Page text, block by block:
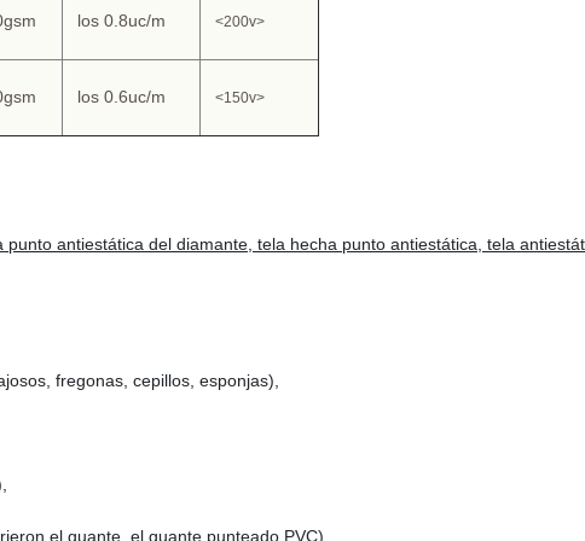
los 0.8uc/m <200v>
los 0.6uc/m <150v>
antiestática del diamante, tela hecha punto antiestática, tela
fregonas, cepillos, esponjas),
el guante, el guante punteado PVC)